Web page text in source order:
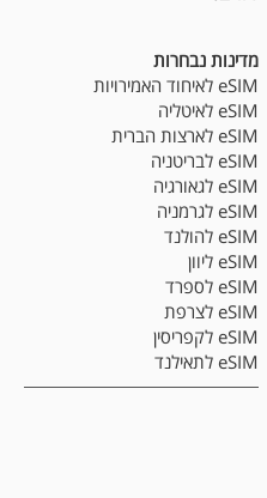
מדינות נבחרות
eSIM לאיחוד האמירויות
eSIM לאיטליה
eSIM לארצות הברית
eSIM לבריטניה
eSIM לגאורגיה
eSIM לגרמניה
eSIM להולנד
eSIM ליוון
eSIM לספרד
eSIM לצרפת
eSIM לקפריסין
eSIM לתאילנד